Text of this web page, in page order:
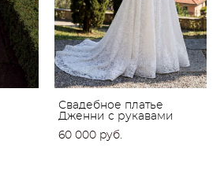
Свадебное платье
Дженни с рукавами
60 000 pуб.